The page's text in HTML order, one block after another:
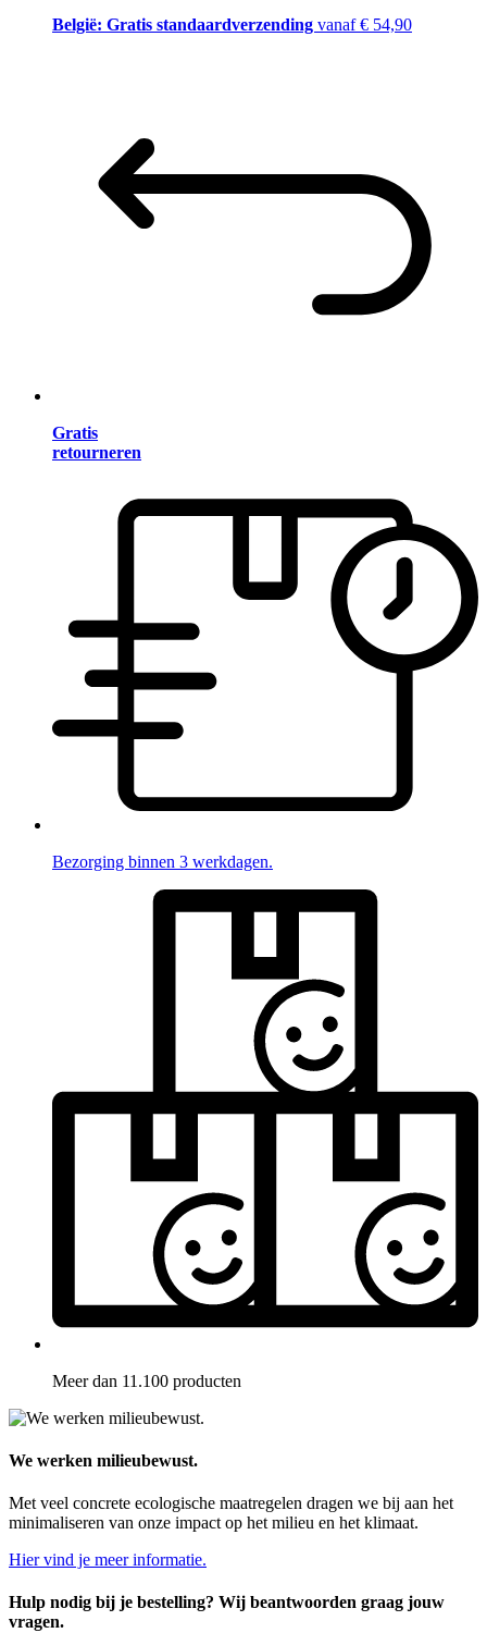
België: Gratis standaardverzending vanaf € 54,90
Gratis
retourneren
Bezorging binnen 3 werkdagen.
Meer dan 11.100 producten
We werken milieubewust.
Met veel concrete ecologische maatregelen dragen we bij aan het
minimaliseren van onze impact op het milieu en het klimaat.
Hier vind je meer informatie.
Hulp nodig bij je bestelling? Wij beantwoorden graag jouw
vragen.